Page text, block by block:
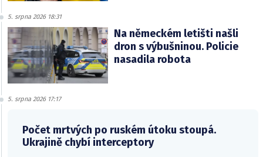
5. srpna 2026 18:31
Na německém letišti našli
dron s výbušninou. Policie
nasadila robota
5. srpna 2026 17:17
Počet mrtvých po ruském útoku stoupá.
Ukrajině chybí interceptory